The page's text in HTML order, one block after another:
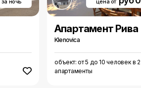
за ночь цена от
Aпартамент Рива
Klenovica
объект: от 5 до 10 человек в 2
апартаменты